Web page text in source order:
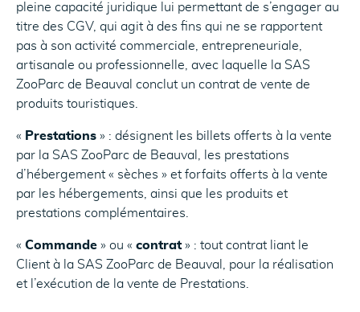
pleine capacité juridique lui permettant de s’engager au
titre des CGV, qui agit à des fins qui ne se rapportent
pas à son activité commerciale, entrepreneuriale,
artisanale ou professionnelle, avec laquelle la SAS
ZooParc de Beauval conclut un contrat de vente de
produits touristiques.
« Prestations » : désignent les billets offerts à la vente
par la SAS ZooParc de Beauval, les prestations
d’hébergement « sèches » et forfaits offerts à la vente
par les hébergements, ainsi que les produits et
prestations complémentaires.
« Commande » ou « contrat » : tout contrat liant le
Client à la SAS ZooParc de Beauval, pour la réalisation
et l’exécution de la vente de Prestations.